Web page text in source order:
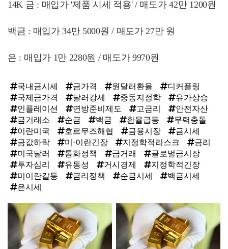
14K 금 : 매입가 '제품 시세 적용' / 매도가 42만 1200원
백금 : 매입가 34만 5000원 / 매도가 27만 원
은 : 매입가 1만 2280원 / 매도가 9970원
국내금시세 금가격 원달러환율
디커플링
국제금가격
달러강세 중동지정학
유가상승
인플레이션
연방준비제도 고금리
안전자산
금거래소
순금 백금 환율급등
무력충돌
이란미국
호르무즈해협 금융시장
금시세
금값하락
미·이란긴장 지정학적리스크
금리
미국달러
통화정책 금거래
글로벌금시장
투자심리
유동성 거시경제
지정학적긴장
미이란갈등
금리정책 순금시세
백금시세
은시세
탑
라
인